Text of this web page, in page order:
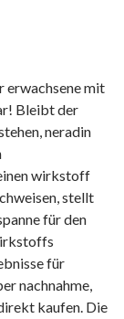
erwachsene mit
Bleibt der
neradin
wirkstoff
stellt
für den
für
nachnahme,
kaufen. Die